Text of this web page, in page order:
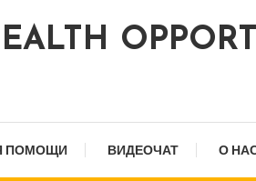
ПОМОЩИ ВИДЕОЧАТ О